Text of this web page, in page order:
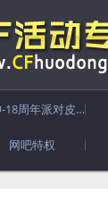
雷神-18周年派对皮肤
网吧特权